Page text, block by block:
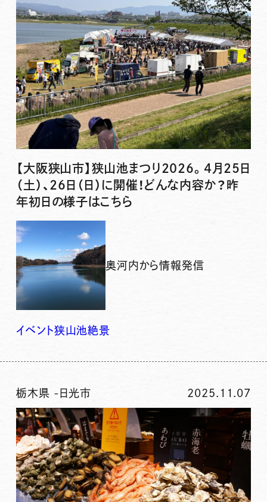
【大阪狭山市】狭山池まつり2026。4月25日
（土）、26日（日）に開催！どんな内容か？昨
年初日の様子はこちら
奥河内から情報発信
イベント狭山池絶景
栃木県 - 日光市 2025.11.07